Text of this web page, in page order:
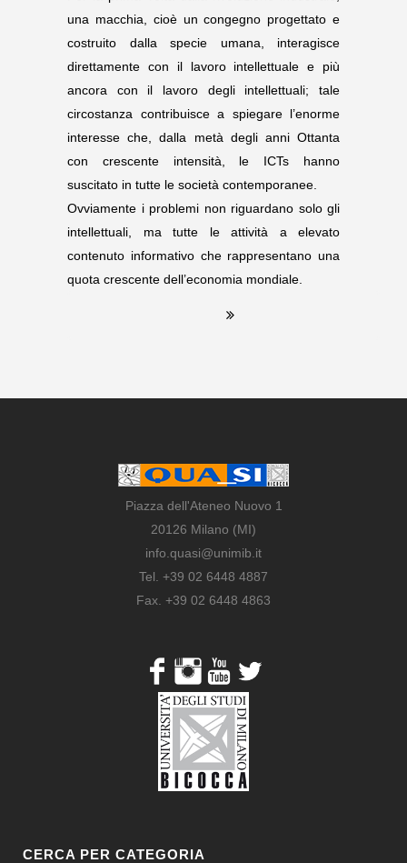
una macchia, cioè un congegno progettato e
costruito dalla specie umana, interagisce
direttamente con il lavoro intellettuale e più
ancora con il lavoro degli intellettuali; tale
circostanza contribuisce a spiegare l’enorme
interesse che, dalla metà degli anni Ottanta
con crescente intensità, le ICTs hanno
suscitato in tutte le società contemporanee.
Ovviamente i problemi non riguardano solo gli
intellettuali, ma tutte le attività a elevato
contenuto informativo che rappresentano una
quota crescente dell’economia mondiale.
Piazza dell'Ateneo Nuovo 1
20126 Milano (MI)
info.quasi@unimib.it
Tel. +39 02 6448 4887
Fax. +39 02 6448 4863
CERCA PER CATEGORIA